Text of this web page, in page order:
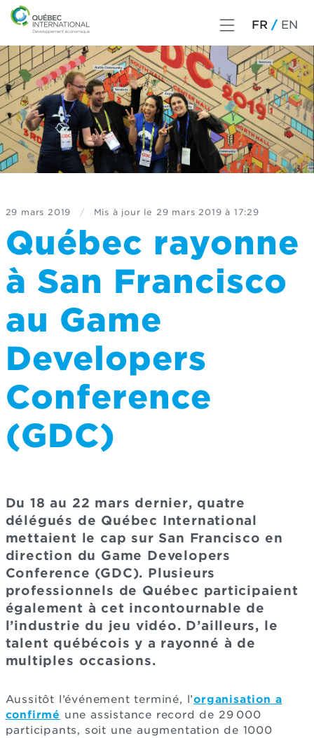
FR EN
29 mars 2019 / Mis à jour le 29 mars 2019 à 17:29
Québec rayonne
à San Francisco
au Game
Developers
Conference
(GDC)
Du 18 au 22 mars dernier, quatre
délégués de Québec International
mettaient le cap sur San Francisco en
direction du Game Developers
Conference (GDC). Plusieurs
professionnels de Québec participaient
également à cet incontournable de
l’industrie du jeu vidéo. D’ailleurs, le
talent québécois y a rayonné à de
multiples occasions.
Aussitôt l’événement terminé, l’organisation a
confirmé une assistance record de 29 000
participants, soit une augmentation de 1000